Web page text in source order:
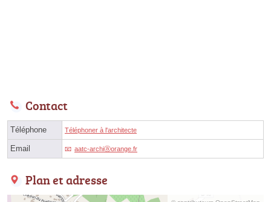
Contact
Téléphone Téléphoner à l'architecte
Email aatc-archiⓐorange.fr
Plan et adresse